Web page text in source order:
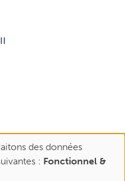
des données
: Fonctionnel &